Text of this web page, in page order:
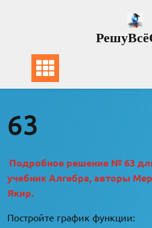
63
Подробное решение № 63
учебник Алгебра, авторы
Якир.
Постройте график функции: